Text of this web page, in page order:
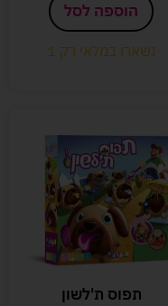
הוספה לסל
נשארו במלאי רק 1
תפוס ת'לשון